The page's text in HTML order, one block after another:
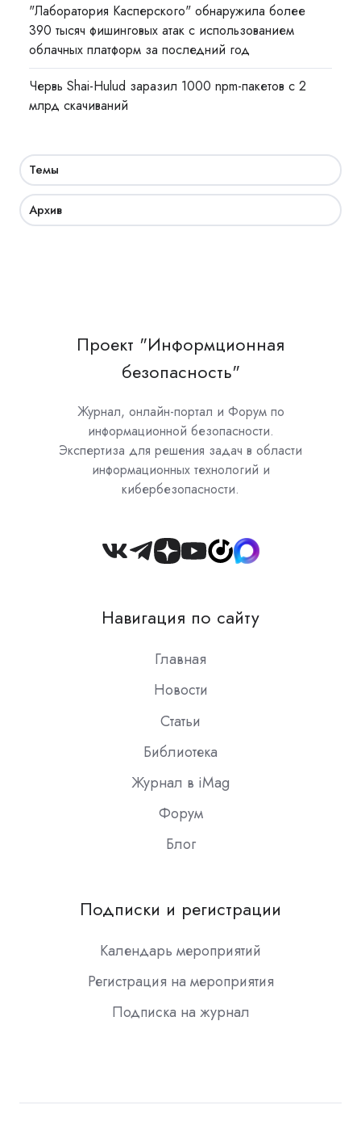
"Лаборатория Касперского" обнаружила более
390 тысяч фишинговых атак с использованием
облачных платформ за последний год
Червь Shai-Hulud заразил 1000 npm-пакетов с 2
млрд скачиваний
Темы
Архив
Проект "Информционная
безопасность"
Журнал, онлайн-портал и Форум по
информационной безопасности.
Экспертиза для решения задач в области
информационных технологий и
кибербезопасности.
Join
Slack
Навигация по сайту
Главная
Новости
Статьи
Библиотека
Журнал в iMag
Форум
Блог
Подписки и регистрации
Календарь мероприятий
Регистрация на мероприятия
Подписка на журнал